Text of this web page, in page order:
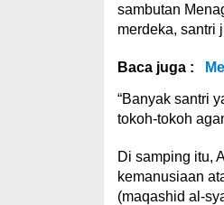
sambutan
merdeka, santri
Baca juga :
“Banyak santri
tokoh-tokoh
Di samping itu,
kemanusiaan
(maqashid al-